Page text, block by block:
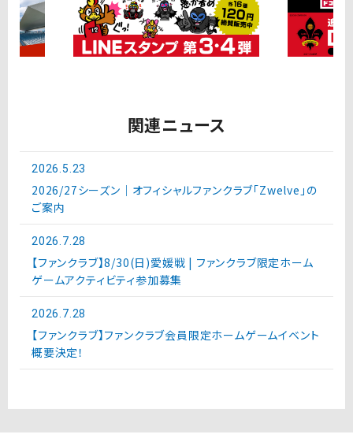
関連ニュース
2026.5.23
2026/27シーズン｜オフィシャルファンクラブ「Zwelve」の
ご案内
2026.7.28
【ファンクラブ】8/30(日)愛媛戦 | ファンクラブ限定ホーム
ゲームアクティビティ参加募集
2026.7.28
【ファンクラブ】ファンクラブ会員限定ホームゲームイベント
概要決定！